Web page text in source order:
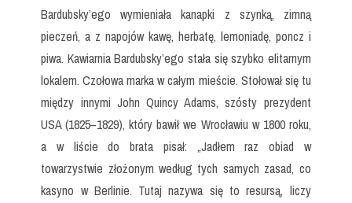
Bardubsky’ego wymieniała kanapki z szynką, zimną
pieczeń, a z napojów kawę, herbatę, lemoniadę, poncz i
piwa. Kawiarnia Bardubsky’ego stała się szybko elitarnym
lokalem. Czołowa marka w całym mieście. Stołował się tu
między innymi John Quincy Adams, szósty prezydent
USA (1825–1829), który bawił we Wrocławiu w 1800 roku,
a w liście do brata pisał: „Jadłem raz obiad w
towarzystwie złożonym według tych samych zasad, co
kasyno w Berlinie. Tutaj nazywa się to resursą, liczy